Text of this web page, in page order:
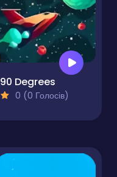
90 Degrees
0 (0 Голосів)